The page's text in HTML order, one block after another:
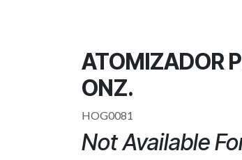
ATOMIZADOR
ONZ.
HOG0081
Not Available